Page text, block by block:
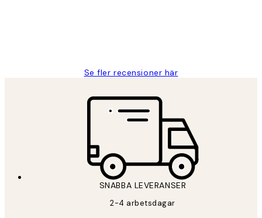
Se fler recensioner här
SNABBA LEVERANSER
2-4 arbetsdagar